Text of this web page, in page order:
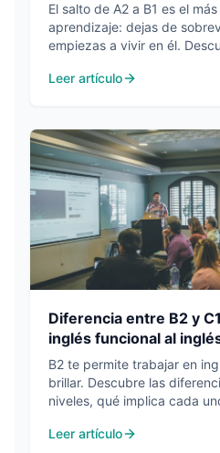
El salto de A2 a B1 es el
aprendizaje: dejas de
empiezas a vivir en él.
Leer artículo
Diferencia entre B2 y
inglés funcional al
B2 te permite trabajar en
brillar. Descubre las
niveles, qué implica cada
Leer artículo